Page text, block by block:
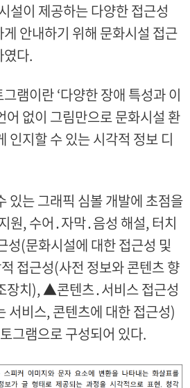
설이 제공하는 다양한 접근성
안내하기 위해 문화시설 접근
다.
램이란 ‘다양한 장애 특성과 이
어 없이 그림만으로 문화시설 환
인지할 수 있는 시각적 정보 디
있는 그래픽 심볼 개발에 초점을
원, 수어․자막․음성 해설, 터치
(문화시설에 대한 접근성 및
접근성(사전 정보와 콘텐츠 향
장치), ▲콘텐츠․서비스 접근성
서비스, 콘텐츠에 대한 접근성)
그램으로 구성되어 있다.